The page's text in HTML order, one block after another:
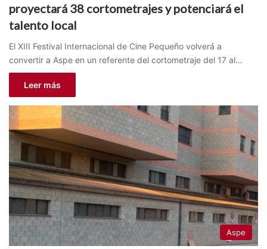
proyectará 38 cortometrajes y potenciará el
talento local
El XIII Festival Internacional de Cine Pequeño volverá a
convertir a Aspe en un referente del cortometraje del 17 al…
Leer más
Aspe